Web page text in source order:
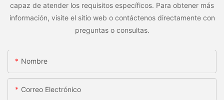
capaz de atender los requisitos específicos. Para obtener más
información, visite el sitio web o contáctenos directamente con
preguntas o consultas.
Nombre
Correo Electrónico